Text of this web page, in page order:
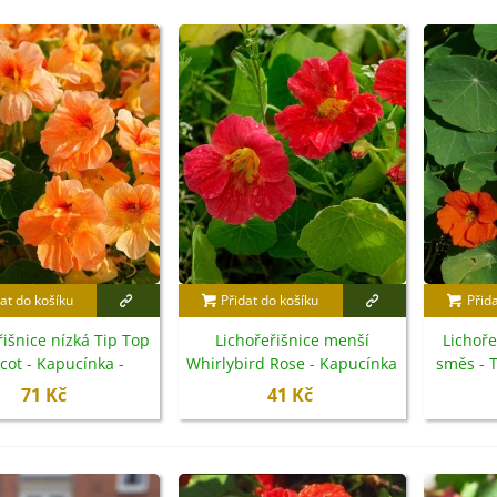
Kč
Bazalka pravá červená -
basilicum -...
Kč
Stévie sladká - Stevia
- bio...
Kč
zvrácený - Trifolium
- semena...
do košíku
nízká Tip Top
- Kapucínka -
minus - semena
71 Kč
Přidat do košíku
Lichořeřišnice menší
Whirlybird Rose - Kapucínka
- Tropaeolum minus -
41 Kč
směs -